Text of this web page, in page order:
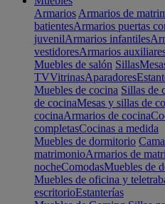
Armarios Armarios de
batientesArmarios puertas
juvenilArmarios infantiles
vestidoresArmarios
Muebles de salón Sillas
TVVitrinasAparadores
Muebles de cocina Sillas de
de cocinaMesas y sillas de
cocinaArmarios de cocina
completasCocinas a medida
Muebles de dormitorio
matrimonioArmarios de
nocheComodasMuebles de
Muebles de oficina y
escritorioEstanterías